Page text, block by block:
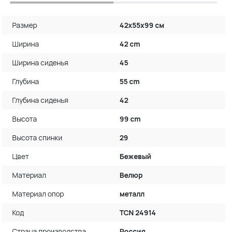
Размер
42х55х99 см
Ширина
42 cm
Ширина сиденья
45
Глубина
55 cm
Глубина сиденья
42
Высота
99 cm
Высота спинки
29
Цвет
Бежевый
Материал
Велюр
Материал опор
металл
Код
TCN 24914